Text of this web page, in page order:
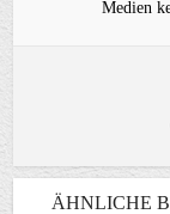
Medien
ÄHNLICHE